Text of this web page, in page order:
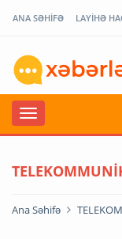
ANA SƏHİFƏ LAYİHƏ
Ana Səhifə